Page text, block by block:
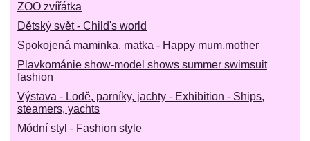
ZOO zvířátka
Dětský svět - Child's world
Spokojená maminka, matka - Happy mum,mother
Plavkománie show-model shows summer swimsuit
fashion
Výstava - Lodě, parníky, jachty - Exhibition - Ships,
steamers, yachts
Módní styl - Fashion style